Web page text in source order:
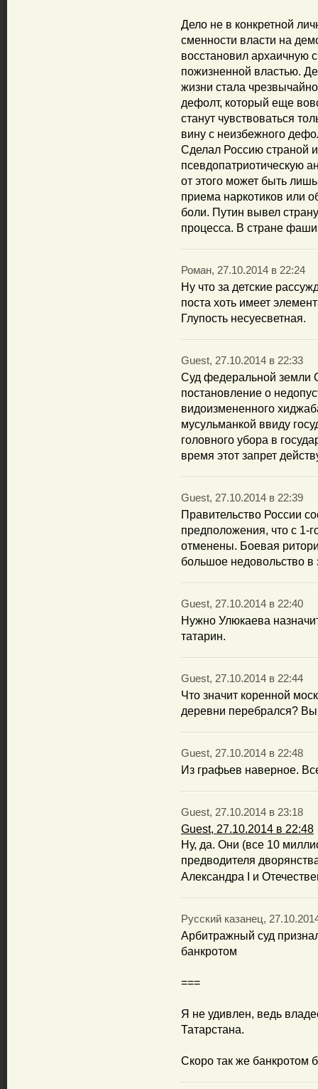
Дело не в конкретной
сменности власти на
восстановил архаичную
пожизненной властью.
жизни стала
дефолт, который еще
станут чувствоваться
вину с неизбежного
Сделал Россию страной
псевдопатриотическую
от этого может быть
приема наркотиков или
боли. Путин вывел
процесса. В стране
Роман, 27.10.2014 в 22:24
Ну что за детские
поста хоть имеет
Глупость несуесветная.
Guest, 27.10.2014 в 22:33
Суд федеральной земли
постановление о
видоизмененного
мусульманкой ввиду
головного убора в
время этот запрет
Guest, 27.10.2014 в 22:39
Правительство России
предположения, что с 1-
отменены. Боевая
большое недовольство в
Guest, 27.10.2014 в 22:40
Нужно Улюкаева
татарин.
Guest, 27.10.2014 в 22:44
Что значит коренной
деревни перебрался?
Guest, 27.10.2014 в 22:48
Из графьев наверное.
Guest, 27.10.2014 в 23:18
Guest, 27.10.2014 в 22:48
Ну, да. Они (все 10
предводителя
Александра I и
Русский казанец,
Арбитражный суд
банкротом
===
Я не удивлен, ведь
Татарстана.
Скоро так же банкротом